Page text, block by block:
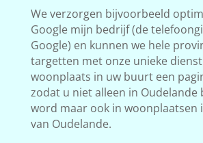
We verzorgen bijvoorbeeld
Google mijn bedrijf (de
Google) en kunnen we hele
targetten met onze unieke
woonplaats in uw buurt een
zodat u niet alleen in Oudelande
word maar ook in woonplaatsen
van Oudelande.